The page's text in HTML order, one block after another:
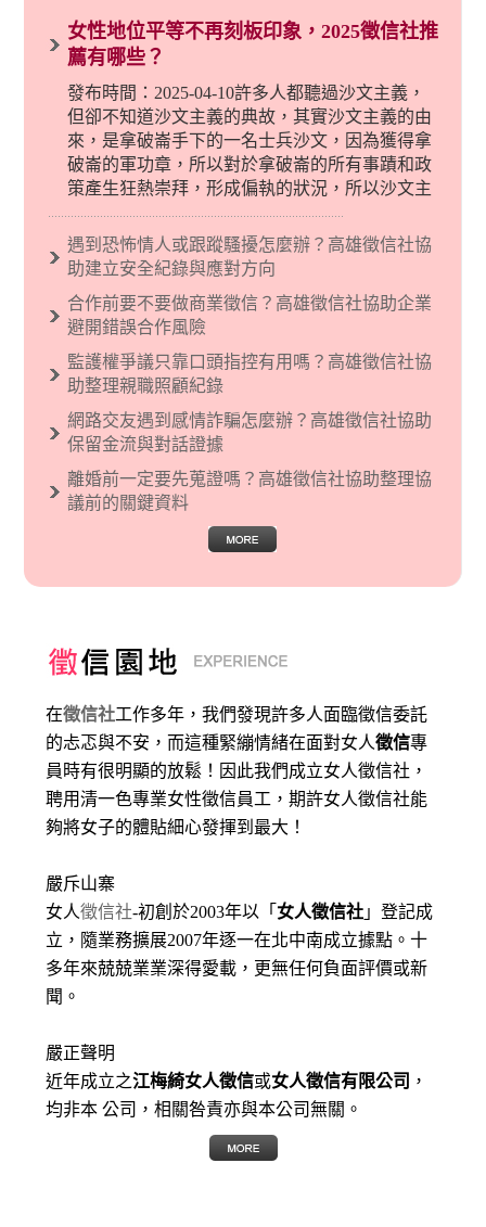
女性地位平等不再刻板印象，2025徵信社推
薦有哪些？
發布時間：2025-04-10許多人都聽過沙文主義，
但卻不知道沙文主義的典故，其實沙文主義的由
來，是拿破崙手下的一名士兵沙文，因為獲得拿
破崙的軍功章，所以對於拿破崙的所有事蹟和政
策產生狂熱崇拜，形成偏執的狀況，所以沙文主
義後來就被拿來暗指偏見和歧視，而且有沙文主
義傾向的人，通常對於自己的國家和民族有超強
烈的卓越感，因而瞧不起其他國家的人，所以沙
現了男性沙文…
遇到恐怖情人或跟蹤騷擾怎麼辦？高雄徵信社協
助建立安全紀錄與應對方向
合作前要不要做商業徵信？高雄徵信社協助企業
避開錯誤合作風險
監護權爭議只靠口頭指控有用嗎？高雄徵信社協
助整理親職照顧紀錄
網路交友遇到感情詐騙怎麼辦？高雄徵信社協助
保留金流與對話證據
離婚前一定要先蒐證嗎？高雄徵信社協助整理協
議前的關鍵資料
在徵信社工作多年，我們發現許多人面臨徵信委託
的忐忑與不安，而這種緊繃情緒在面對女人徵信專
員時有很明顯的放鬆！因此我們成立女人徵信社，
聘用清一色專業女性徵信員工，期許女人徵信社能
夠將女子的體貼細心發揮到最大 ！
嚴斥山寨
女人徵信社-初創於2003年以「 女人徵信社 」登記成
立，隨業務擴展2007年逐一在北中南成立據點。十
多年來兢兢業業深得愛載，更無任何負面評價或新
聞。
嚴正聲明
近年成立之江梅綺女人徵信或女人徵信有限公司 ，
均非本 公司，相關咎責亦與本公司無關。